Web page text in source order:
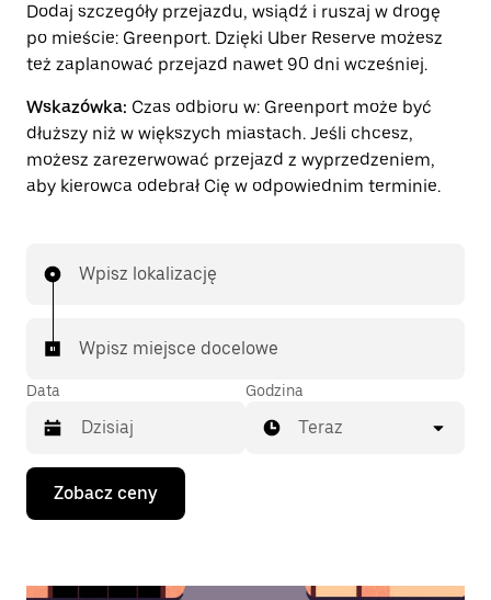
Dodaj szczegóły przejazdu, wsiądź i ruszaj w drogę
po mieście: Greenport. Dzięki Uber Reserve możesz
też zaplanować przejazd nawet 90 dni wcześniej.
Wskazówka: Czas odbioru w: Greenport może być
dłuższy niż w większych miastach. Jeśli chcesz,
możesz zarezerwować przejazd z wyprzedzeniem,
aby kierowca odebrał Cię w odpowiednim terminie.
Wpisz lokalizację
Wpisz miejsce docelowe
Data
Naciśnij
klawisz
strzałki
Godzina
Teraz
Zobacz ceny